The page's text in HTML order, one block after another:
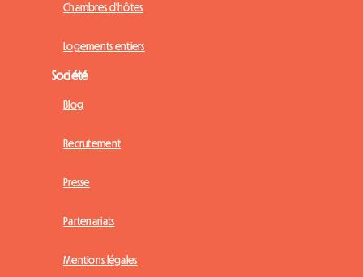
Chambres d'hôtes
Logements entiers
Société
Blog
Recrutement
Presse
Partenariats
Mentions légales